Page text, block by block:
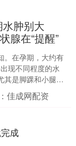
肿别大
腺在“提醒”
。在孕期，大约有
现不同程度的水
其是脚踝和小腿部
妇在长时间站立、
佳成网配资
成